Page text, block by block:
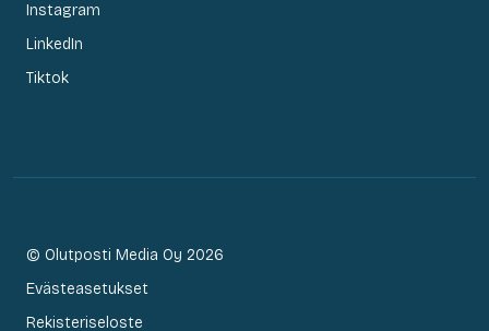
Instagram
LinkedIn
Tiktok
© Olutposti Media Oy 2026
Evästeasetukset
Rekisteriseloste